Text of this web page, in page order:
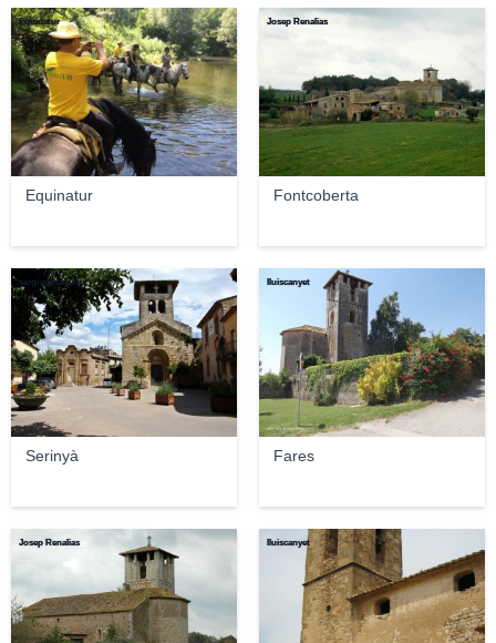
Equinatur
Equinatur
Fontcoberta
Josep Renalias
Serinyà
sergi planaguma
Fares
lluiscanyet
Josep Renalias lluiscanyet